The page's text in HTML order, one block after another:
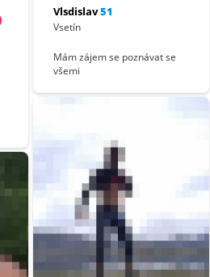
Vlsdislav51
Vsetín
Mám zájem se poznávat se
všemi